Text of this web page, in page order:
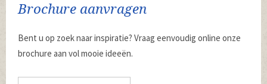
Brochure aanvragen
Bent u op zoek naar inspiratie? Vraag eenvoudig online onze
brochure aan vol mooie ideeën.